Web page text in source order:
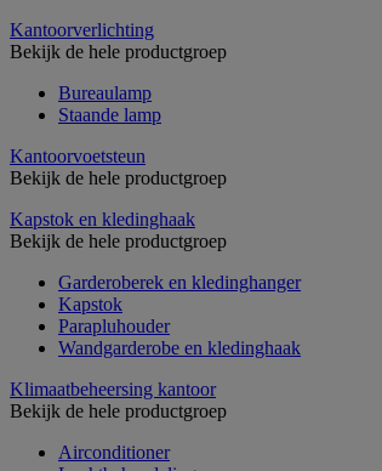
Kantoorverlichting
Bekijk de hele productgroep
Bureaulamp
Staande lamp
Kantoorvoetsteun
Bekijk de hele productgroep
Kapstok en kledinghaak
Bekijk de hele productgroep
Garderoberek en kledinghanger
Kapstok
Parapluhouder
Wandgarderobe en kledinghaak
Klimaatbeheersing kantoor
Bekijk de hele productgroep
Airconditioner